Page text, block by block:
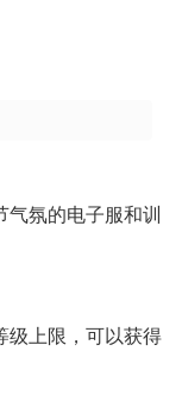
氛的电子服和训
级上限，可以获得